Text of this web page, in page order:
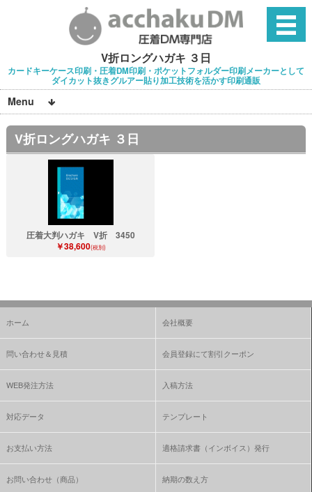
V折ロングハガキ ３日
カードキーケース印刷・圧着DM印刷・ポケットフォルダー印刷メーカーとして
ダイカット抜きグルアー貼り加工技術を活かす印刷通販
Menu
V折ロングハガキ ３日
圧着大判ハガキ V折 3450
￥38,600(税別)
ホーム 会社概要
問い合わせ＆見積 会員登録にて割引クーポン
WEB発注方法 入稿方法
対応データ テンプレート
お支払い方法 適格請求書（インボイス）発行
お問い合わせ（商品） 納期の数え方